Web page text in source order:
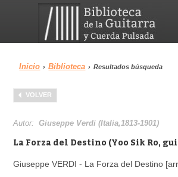
Menu
Biblioteca
Inicio › Biblioteca › Resultados búsqueda
VOLVER
Autor:Giuseppe Verdi (Italia,1813-1901)
La Forza del Destino (Yoo Sik Ro,
Giuseppe VERDI - La Forza del Destino